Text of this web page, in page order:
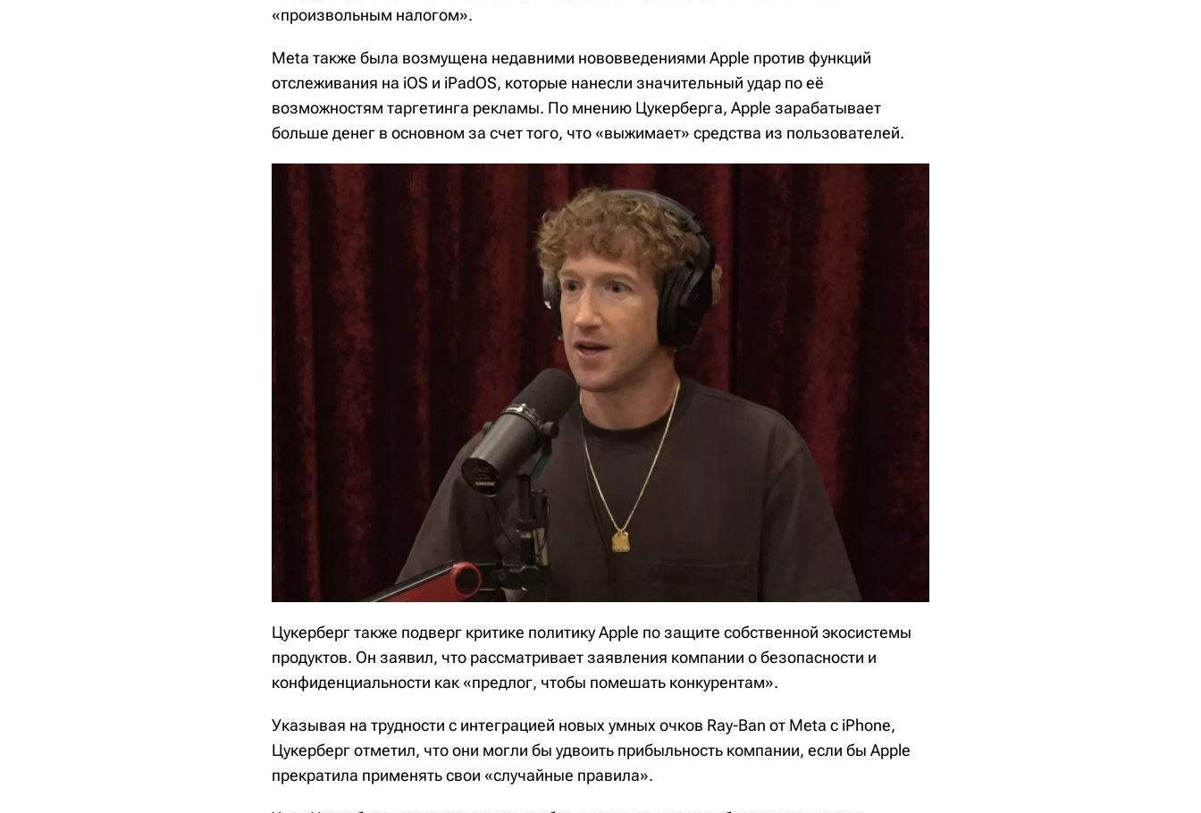
«произвольным налогом».
Meta также была возмущена недавними нововведениями Apple против функций
отслеживания на iOS и iPadOS, которые нанесли значительный удар по её
возможностям таргетинга рекламы. По мнению Цукерберга, Apple зарабатывает
больше денег в основном за счет того, что «выжимает» средства из пользователей.
Цукерберг также подверг критике политику Apple по защите собственной экосистемы
продуктов. Он заявил, что рассматривает заявления компании о безопасности и
конфиденциальности как «предлог, чтобы помешать конкурентам».
Указывая на трудности с интеграцией новых умных очков Ray-Ban от Meta с iPhone,
Цукерберг отметил, что они могли бы удвоить прибыльность компании, если бы Apple
прекратила применять свои «случайные правила».